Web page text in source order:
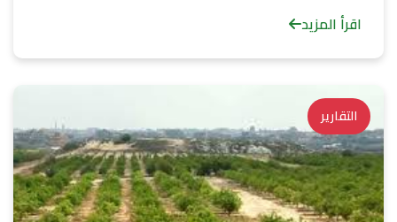
اقرأ المزيد
التقارير